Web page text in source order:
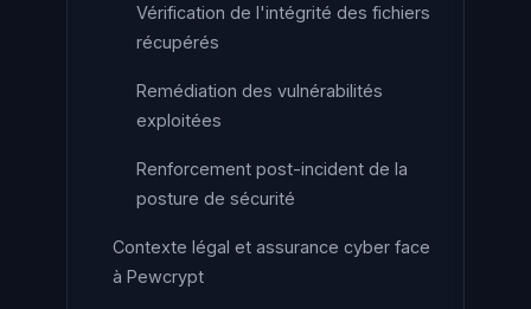
Vérification de l'intégrité des fichiers
récupérés
Remédiation des vulnérabilités
exploitées
Renforcement post-incident de la
posture de sécurité
Contexte légal et assurance cyber face
à Pewcrypt